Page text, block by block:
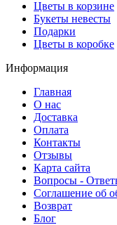
Цветы в корзине
Букеты невесты
Подарки
Цветы в коробке
Информация
Главная
О нас
Доставка
Оплата
Контакты
Отзывы
Карта сайта
Вопросы -
Соглашение об
Возврат
Блог